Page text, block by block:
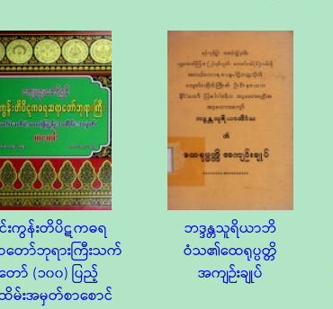
းကွန်းတိပိဋကဓရ
တော်ဘုရားကြီးသက်
ော် (၁၀၀) ပြည့်
မ်းအမှတ်စာစောင်
ဘဒ္ဒန္တသူရိယာဘိ
ဝံသ၏ထေရုပ္ပတ္တိ
အကျဉ်းချုပ်